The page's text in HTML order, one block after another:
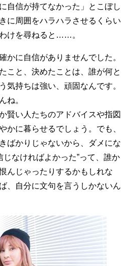
60代のネクストステージ
合い方
自信が持てなかった」とこぼし
に周囲をハラハラさせるくらい
けを尋ねると……。
かに自信がありませんでした。
こと、決めたことは、誰が何と
気持ちは強い、頑固なんです。
ね。
賢い人たちのアドバイスや指図
かに暮らせるでしょう。でも、
ばかりじゃないから、ダメにな
なければよかった”って、誰か
んじゃったりするかもしれな
、自分に文句を言うしかないん